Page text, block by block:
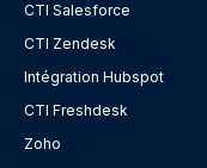
CTI Salesforce
CTI Zendesk
Intégration Hubspot
CTI Freshdesk
Zoho